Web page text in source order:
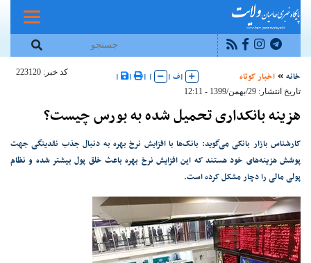
خانه اخبار کوتاه |ف |
|
|
|
|
کد خبر: 223120
تاریخ انتشار: 29/بهمن/1399 - 12:11
هزینه‌ بانکداری تحمیل شده به بورس چیست؟
کارشناس بازار بانکی می‌گوید: بانک‌ها با افزایش نرخ بهره به دنبال جذب نقدینگی جهت
پوشش هزینه‌های خود هستند که این افزایش نرخ بهره باعث خلق پول بیشتر شده و نظام
پولی مالی را دچار مشکل کرده است.